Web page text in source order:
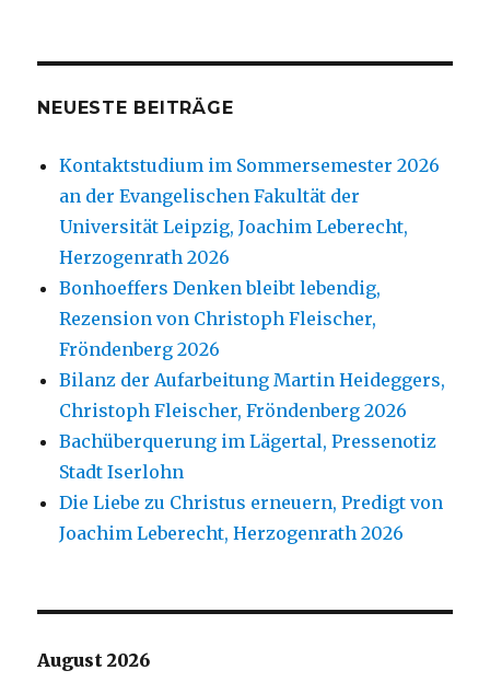
NEUESTE BEITRÄGE
Kontaktstudium im Sommersemester 2026
an der Evangelischen Fakultät der
Universität Leipzig, Joachim Leberecht,
Herzogenrath 2026
Bonhoeffers Denken bleibt lebendig,
Rezension von Christoph Fleischer,
Fröndenberg 2026
Bilanz der Aufarbeitung Martin Heideggers,
Christoph Fleischer, Fröndenberg 2026
Bachüberquerung im Lägertal, Pressenotiz
Stadt Iserlohn
Die Liebe zu Christus erneuern, Predigt von
Joachim Leberecht, Herzogenrath 2026
August 2026